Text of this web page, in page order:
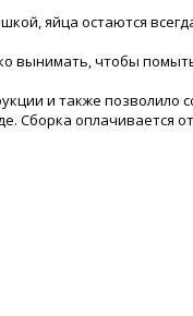
яйца остаются
вынимать, чтобы
и также позволило
Сборка оплачивается